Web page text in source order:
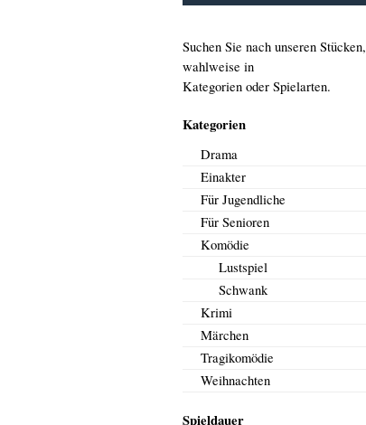
Suchen Sie nach unseren Stücken,
wahlweise in
Kategorien oder Spielarten.
Kategorien
Drama
Einakter
Für Jugendliche
Für Senioren
Komödie
Lustspiel
Schwank
Krimi
Märchen
Tragikomödie
Weihnachten
Spieldauer